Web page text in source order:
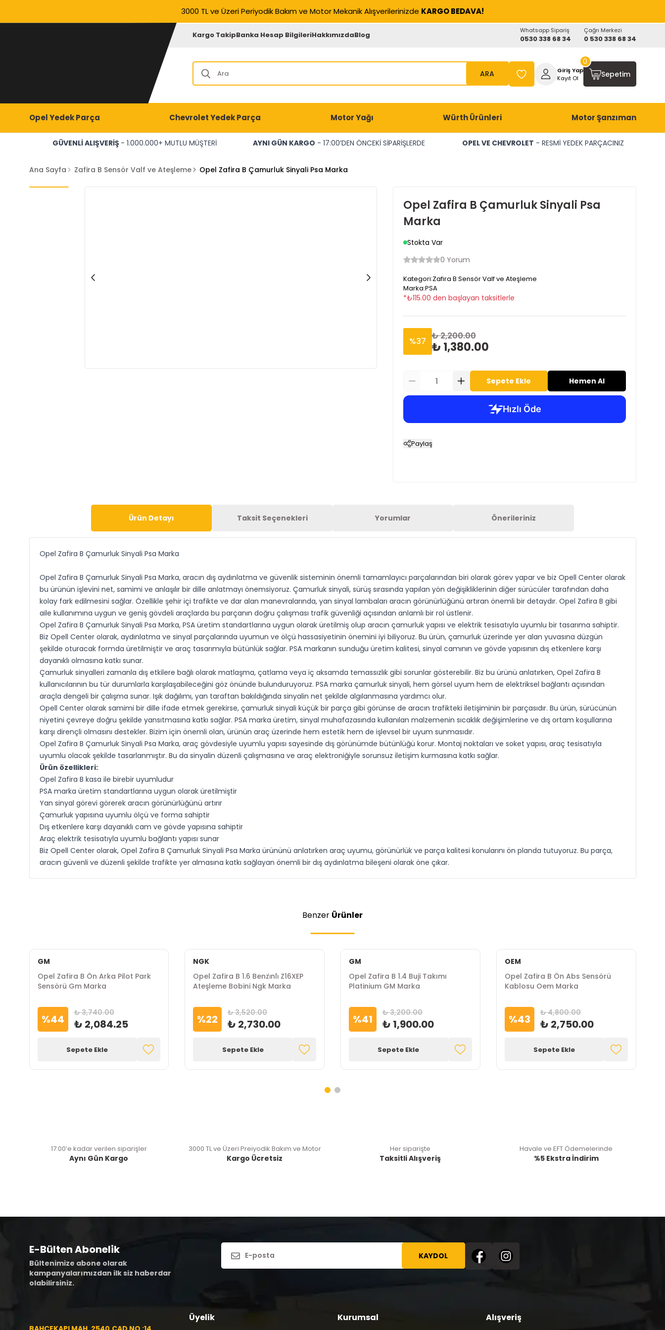
3000 TL ve Üzeri Periyodik Bakım ve Motor Mekanik Alışverilerinizde KARGO BEDAVA!
Kargo TakipBanka Hesap BilgileriHakkımızdaBlog Whatsapp Sipariş
0530 338 68 34
Çağrı Merkezi
0 530 338 68 34
ARA
Giriş Yap
Kayıt Ol
Sepetim
0
Opel Yedek Parça Chevrolet Yedek Parça Motor Yağı Würth Ürünleri Motor Şanzıman
GÜVENLİ ALIŞVERİŞ - 1.000.000+ MUTLU MÜŞTERİ AYNI GÜN KARGO - 17:00’DEN ÖNCEKİ SİPARİŞLERDE OPEL VE CHEVROLET - RESMİ YEDEK PARÇACINIZ
Ana Sayfa Zafira B Sensör Valf ve Ateşleme Opel Zafira B Çamurluk Sinyali Psa Marka
Opel Zafira B Çamurluk Sinyali Psa
Marka
Stokta Var
0 Yorum
Kategori:Zafira B Sensör Valf ve Ateşleme
Marka:PSA
*₺115.00 den başlayan taksitlerle
%37 ₺ 2,200.00
₺ 1,380.00
Sepete Ekle Hemen Al
Paylaş
Ürün Detayı Taksit Seçenekleri Yorumlar Önerileriniz
Opel Zafira B Çamurluk Sinyali Psa Marka
Opel Zafira B Çamurluk Sinyali Psa Marka, aracın dış aydınlatma ve güvenlik sisteminin önemli tamamlayıcı parçalarından biri olarak görev yapar ve biz Opell Center olarak
bu ürünün işlevini net, samimi ve anlaşılır bir dille anlatmayı önemsiyoruz. Çamurluk sinyali, sürüş sırasında yapılan yön değişikliklerinin diğer sürücüler tarafından daha
kolay fark edilmesini sağlar. Özellikle şehir içi trafikte ve dar alan manevralarında, yan sinyal lambaları aracın görünürlüğünü artıran önemli bir detaydır. Opel Zafira B gibi
aile kullanımına uygun ve geniş gövdeli araçlarda bu parçanın doğru çalışması trafik güvenliği açısından anlamlı bir rol üstlenir.
Opel Zafira B Çamurluk Sinyali Psa Marka, PSA üretim standartlarına uygun olarak üretilmiş olup aracın çamurluk yapısı ve elektrik tesisatıyla uyumlu bir tasarıma sahiptir.
Biz Opell Center olarak, aydınlatma ve sinyal parçalarında uyumun ve ölçü hassasiyetinin önemini iyi biliyoruz. Bu ürün, çamurluk üzerinde yer alan yuvasına düzgün
şekilde oturacak formda üretilmiştir ve araç tasarımıyla bütünlük sağlar. PSA markanın sunduğu üretim kalitesi, sinyal camının ve gövde yapısının dış etkenlere karşı
dayanıklı olmasına katkı sunar.
Çamurluk sinyalleri zamanla dış etkilere bağlı olarak matlaşma, çatlama veya iç aksamda temassızlık gibi sorunlar gösterebilir. Biz bu ürünü anlatırken, Opel Zafira B
kullanıcılarının bu tür durumlarla karşılaşabileceğini göz önünde bulunduruyoruz. PSA marka çamurluk sinyali, hem görsel uyum hem de elektriksel bağlantı açısından
araçla dengeli bir çalışma sunar. Işık dağılımı, yan taraftan bakıldığında sinyalin net şekilde algılanmasına yardımcı olur.
Opell Center olarak samimi bir dille ifade etmek gerekirse, çamurluk sinyali küçük bir parça gibi görünse de aracın trafikteki iletişiminin bir parçasıdır. Bu ürün, sürücünün
niyetini çevreye doğru şekilde yansıtmasına katkı sağlar. PSA marka üretim, sinyal muhafazasında kullanılan malzemenin sıcaklık değişimlerine ve dış ortam koşullarına
karşı dirençli olmasını destekler. Bizim için önemli olan, ürünün araç üzerinde hem estetik hem de işlevsel bir uyum sunmasıdır.
Opel Zafira B Çamurluk Sinyali Psa Marka, araç gövdesiyle uyumlu yapısı sayesinde dış görünümde bütünlüğü korur. Montaj noktaları ve soket yapısı, araç tesisatıyla
uyumlu olacak şekilde tasarlanmıştır. Bu da sinyalin düzenli çalışmasına ve araç elektroniğiyle sorunsuz iletişim kurmasına katkı sağlar.
Ürün özellikleri:
Opel Zafira B kasa ile birebir uyumludur
PSA marka üretim standartlarına uygun olarak üretilmiştir
Yan sinyal görevi görerek aracın görünürlüğünü artırır
Çamurluk yapısına uyumlu ölçü ve forma sahiptir
Dış etkenlere karşı dayanıklı cam ve gövde yapısına sahiptir
Araç elektrik tesisatıyla uyumlu bağlantı yapısı sunar
Biz Opell Center olarak, Opel Zafira B Çamurluk Sinyali Psa Marka ürününü anlatırken araç uyumu, görünürlük ve parça kalitesi konularını ön planda tutuyoruz. Bu parça,
aracın güvenli ve düzenli şekilde trafikte yer almasına katkı sağlayan önemli bir dış aydınlatma bileşeni olarak öne çıkar.
Benzer Ürünler
GM
Opel Zafira B Ön Arka Pilot Park
Sensörü Gm Marka
%44 ₺ 3,740.00
₺ 2,084.25
Sepete Ekle
NGK
Opel Zafira B 1.6 Benzi̇nli̇ Z16XEP
Ateşleme Bobini Ngk Marka
%22 ₺ 3,520.00
₺ 2,730.00
Sepete Ekle
GM
Opel Zafira B 1.4 Buji Takımı
Platinium GM Marka
%41 ₺ 3,200.00
₺ 1,900.00
Sepete Ekle
OEM
Opel Zafira B Ön Abs Sensörü
Kablosu Oem Marka
%43 ₺ 4,800.00
₺ 2,750.00
Sepete Ekle
17:00’e kadar verilen siparişler
Aynı Gün Kargo
3000 TL ve Üzeri Preiyodik Bakım ve Motor
Kargo Ücretsiz
Her siparişte
Taksitli Alışveriş
Havale ve EFT Ödemelerinde
%5 Ekstra İndirim
E-Bülten Abonelik
Bültenimize abone olarak
kampanyalarımızdan ilk siz haberdar
olabilirsiniz.
KAYDOL
Üyelik Kurumsal Alışveriş